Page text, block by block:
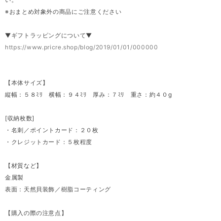
※おまとめ対象外の商品にご注意ください
▼ギフトラッピングについて▼
https://www.pricre.shop/blog/2019/01/01/000000
【本体サイズ】
縦幅：５８ﾐﾘ 横幅：９４ﾐﾘ 厚み：７ﾐﾘ 重さ：約４０g
[収納枚数]
・名刺／ポイントカード：２０枚
・クレジットカード：５枚程度
【材質など】
金属製
表面：天然貝装飾／樹脂コーティング
【購入の際の注意点】